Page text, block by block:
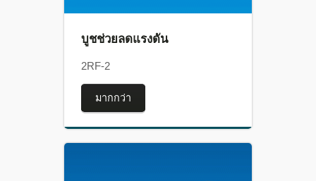
บูชช่วยลดแรงดัน
2RF-2
มากกว่า